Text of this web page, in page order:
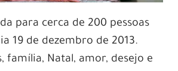
para cerca de 200 pessoas
19 de dezembro de 2013.
família, Natal, amor, desejo e